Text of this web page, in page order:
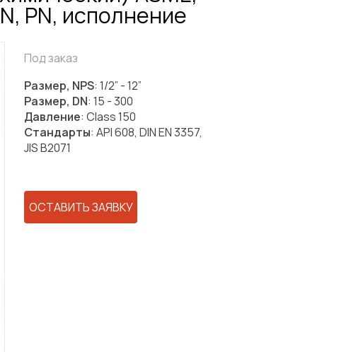
PN, исполнение
Под заказ
Размер, NPS: 1/2” - 12”
Размер, DN: 15 - 300
Давление: Class 150
Стандарты: API 608, DIN EN 3357,
JIS B2071
ОСТАВИТЬ ЗАЯВКУ